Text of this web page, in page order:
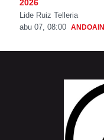
2026
Lide Ruiz Telleria
abu 07, 08:00 ANDOAIN